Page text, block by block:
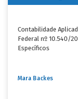
Contabilidade
Federal nº 10.540/
Específicos
Mara Backes